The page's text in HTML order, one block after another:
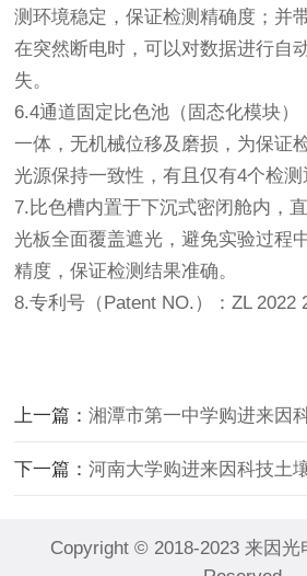
测环境稳定，保证检测精确度；并
在突然断电时，可以对数据进行自
失。
6.4通道固定比色池（固态化模块）
一体，无机械位移及磨损，为保证
光源保持一致性，有且仅有4个检测
7.比色槽内置于下沉式密闭舱内，
光板全面覆盖遮光，避免实验过程
精度，保证检测结果准确。
8.专利号（Patent NO.）：ZL 2022
上一篇：湘潭市第一中学购进来因科技
下一篇：河南大学购进来因科技土壤检
Copyright © 2018-2023 来因光